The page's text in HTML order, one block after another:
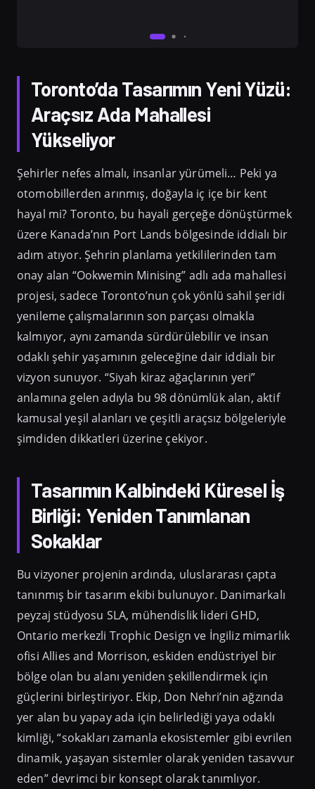
Toronto’da Tasarımın Yeni Yüzü:
Araçsız Ada Mahallesi
Yükseliyor
Şehirler nefes almalı, insanlar yürümeli… Peki ya
otomobillerden arınmış, doğayla iç içe bir kent
hayal mi? Toronto, bu hayali gerçeğe dönüştürmek
üzere Kanada’nın Port Lands bölgesinde iddialı bir
adım atıyor. Şehrin planlama yetkililerinden tam
onay alan “Ookwemin Minising” adlı ada mahallesi
projesi, sadece Toronto’nun çok yönlü sahil şeridi
yenileme çalışmalarının son parçası olmakla
kalmıyor, aynı zamanda sürdürülebilir ve insan
odaklı şehir yaşamının geleceğine dair iddialı bir
vizyon sunuyor. “Siyah kiraz ağaçlarının yeri”
anlamına gelen adıyla bu 98 dönümlük alan, aktif
kamusal yeşil alanları ve çeşitli araçsız bölgeleriyle
şimdiden dikkatleri üzerine çekiyor.
Tasarımın Kalbindeki Küresel İş
Birliği: Yeniden Tanımlanan
Sokaklar
Bu vizyoner projenin ardında, uluslararası çapta
tanınmış bir tasarım ekibi bulunuyor. Danimarkalı
peyzaj stüdyosu SLA, mühendislik lideri GHD,
Ontario merkezli Trophic Design ve İngiliz mimarlık
ofisi Allies and Morrison, eskiden endüstriyel bir
bölge olan bu alanı yeniden şekillendirmek için
güçlerini birleştiriyor. Ekip, Don Nehri’nin ağzında
yer alan bu yapay ada için belirlediği yaya odaklı
kimliği, “sokakları zamanla ekosistemler gibi evrilen
dinamik, yaşayan sistemler olarak yeniden tasavvur
eden” devrimci bir konsept olarak tanımlıyor.